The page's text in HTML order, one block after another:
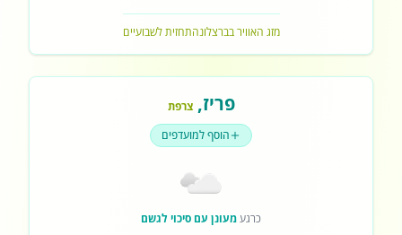
מזג האוויר בברצלונהתחזית לשבועיים
פריז,צרפת
הוסף למועדפים
כרגעמעונן עם סיכוי לגשם